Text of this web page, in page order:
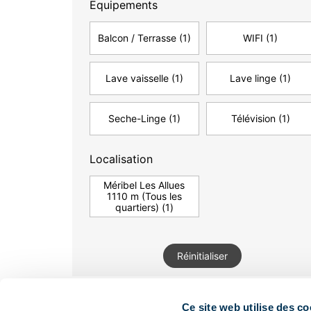
Ce site web utilise des
Equipements
Balcon / Terrasse(1) WIFI (1)
Lave vaisselle(1) Lave linge (1)
Seche-Linge(1) Télévision(1)
Localisation
Méribel Les Allues
1110 m (Tous les
quartiers) (1)
Réinitialiser